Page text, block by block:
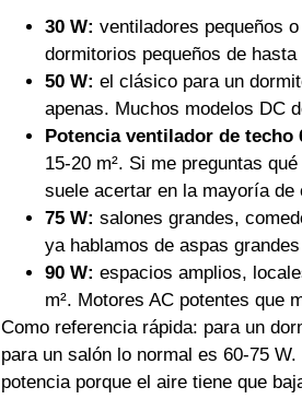
30 W: ventiladores pequeños
dormitorios pequeños de
50 W: el clásico para un
apenas. Muchos modelos DC
Potencia ventilador de techo
15-20 m². Si me preguntas
suele acertar en la mayoría de
75 W: salones grandes,
ya hablamos de aspas
90 W: espacios amplios,
m². Motores AC potentes que
Como referencia rápida: para un
para un salón lo normal es 60-75
potencia porque el aire tiene que